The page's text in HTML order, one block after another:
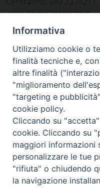
www.diocesimolfetta.it –
Ufficio Comunicazioni
Piazza Giovene 4 –
SEGUICI SU
Facebook
Instagram
X YouTube
Feed
Privacy Policy -
Informativa
Utilizziamo cookie o
finalità tecniche e,
altre finalità
"miglioramento
"targeting e
cookie policy.
Cliccando su
cookie. Cliccando su
maggiori informazioni
personalizzare le tue
"rifiuta" o chiudendo
la navigazione